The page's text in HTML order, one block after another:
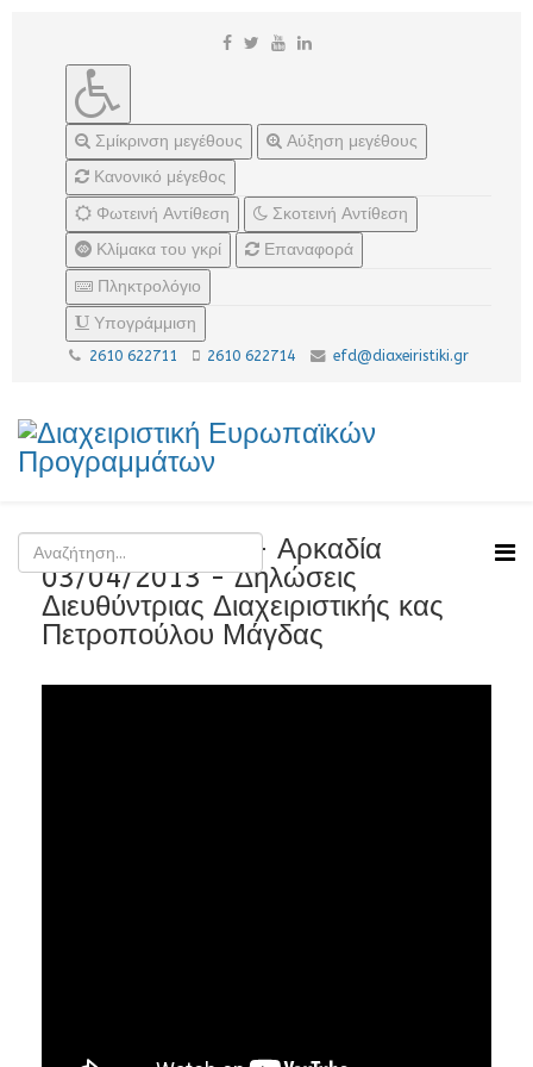
Σμίκρινση μεγέθους
Αύξηση μεγέθους
Κανονικό μέγεθος
Φωτεινή Αντίθεση
Σκοτεινή Αντίθεση
Κλίμακα του γκρί
Επαναφορά
Πληκτρολόγιο
Υπογράμμιση
2610 622711 2610 622714 efd@diaxeiristiki.gr
Εκδήλωση ΠΕΠ - Αρκαδία
03/04/2013 - Δηλώσεις
Διευθύντριας Διαχειριστικής κας
Πετροπούλου Μάγδας